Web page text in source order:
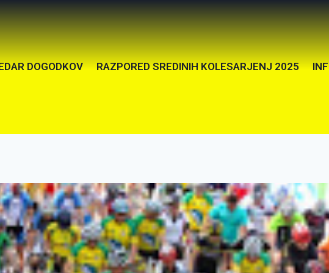
DOGODKOV RAZPORED SREDINIH KOLESARJENJ 2025